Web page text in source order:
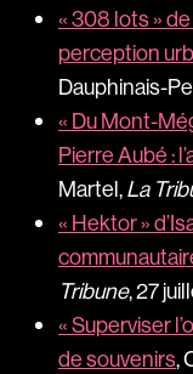
« 308 lots »
perception
Dauphinais-
« Du Mont-
Pierre Aubé :
Martel,La
« Hektor »
Tribune, 27
« Superviser
de souvenirs,